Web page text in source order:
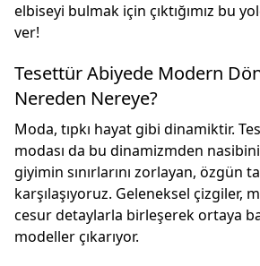
elbiseyi bulmak için çıktığımız bu
ver!
Tesettür Abiyede Modern
Nereden Nereye?
Moda, tıpkı hayat gibi dinamiktir.
modası da bu dinamizmden nasibini
giyimin sınırlarını zorlayan, özgün
karşılaşıyoruz. Geleneksel çizgiler,
cesur detaylarla birleşerek ortaya
modellerçıkarıyor.